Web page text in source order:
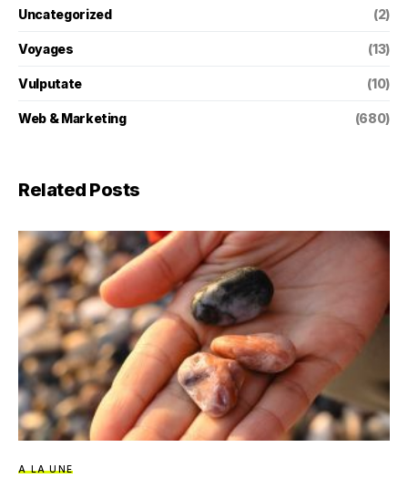
Uncategorized (2)
Voyages (13)
Vulputate (10)
Web & Marketing (680)
Related Posts
A LA UNE